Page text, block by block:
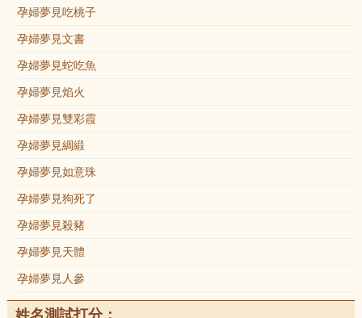
孕婦夢見吃桃子
孕婦夢見文書
孕婦夢見蛇吃魚
孕婦夢見焰火
孕婦夢見雙彩霞
孕婦夢見綢緞
孕婦夢見如意珠
孕婦夢見狗死了
孕婦夢見殺豬
孕婦夢見天體
孕婦夢見人參
姓名測試打分：